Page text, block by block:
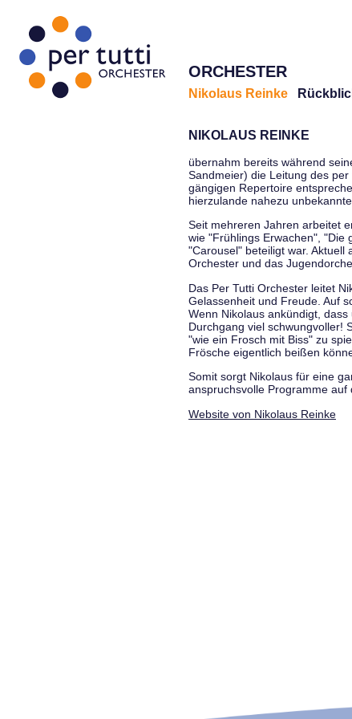
ORCHESTER
Nikolaus Reinke
NIKOLAUS REINKE
übernahm bereits während
Sandmeier) die Leitung des
gängigen Repertoire
hierzulande nahezu
Seit mehreren Jahren arbeitet
wie "Frühlings Erwachen", "Die
"Carousel" beteiligt war.
Orchester und das
Das Per Tutti Orchester leitet
Gelassenheit und Freude. Auf
Wenn Nikolaus ankündigt,
Durchgang viel schwungvoller!
"wie ein Frosch mit Biss" zu
Frösche eigentlich beißen
Somit sorgt Nikolaus für eine
anspruchsvolle Programme auf
Website von Nikolaus Reinke